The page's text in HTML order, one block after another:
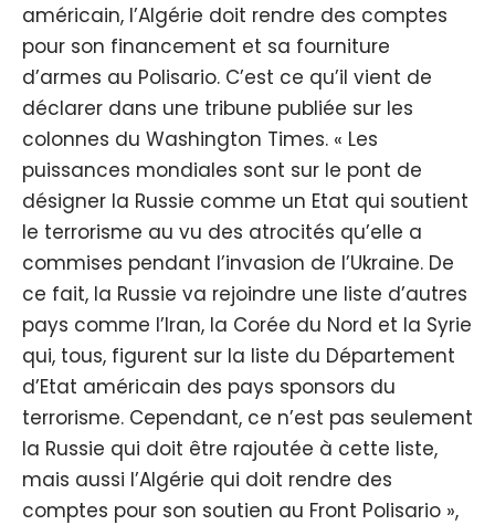
américain, l’Algérie doit rendre des comptes
pour son financement et sa fourniture
d’armes au Polisario. C’est ce qu’il vient de
déclarer dans une tribune publiée sur les
colonnes du Washington Times. « Les
puissances mondiales sont sur le pont de
désigner la Russie comme un Etat qui soutient
le terrorisme au vu des atrocités qu’elle a
commises pendant l’invasion de l’Ukraine. De
ce fait, la Russie va rejoindre une liste d’autres
pays comme l’Iran, la Corée du Nord et la Syrie
qui, tous, figurent sur la liste du Département
d’Etat américain des pays sponsors du
terrorisme. Cependant, ce n’est pas seulement
la Russie qui doit être rajoutée à cette liste,
mais aussi l’Algérie qui doit rendre des
comptes pour son soutien au Front Polisario »,